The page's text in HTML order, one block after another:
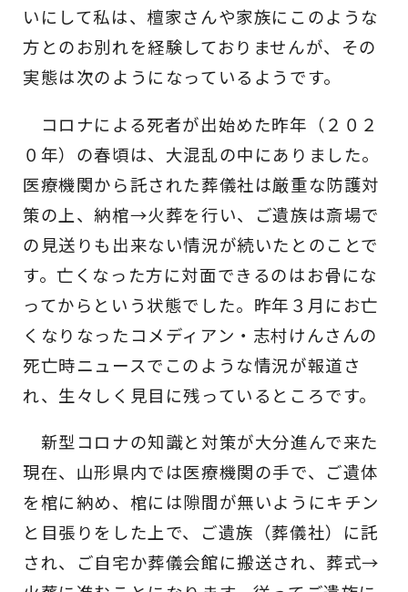
いにして私は、檀家さんや家族にこのような
方とのお別れを経験しておりませんが、その
実態は次のようになっているようです。
コロナによる死者が出始めた昨年（２０２
０年）の春頃は、大混乱の中にありました。
医療機関から託された葬儀社は厳重な防護対
策の上、納棺→火葬を行い、ご遺族は斎場で
の見送りも出来ない情況が続いたとのことで
す。亡くなった方に対面できるのはお骨にな
ってからという状態でした。昨年３月にお亡
くなりなったコメディアン・志村けんさんの
死亡時ニュースでこのような情況が報道さ
れ、生々しく見目に残っているところです。
新型コロナの知識と対策が大分進んで来た
現在、山形県内では医療機関の手で、ご遺体
を棺に納め、棺には隙間が無いようにキチン
と目張りをした上で、ご遺族（葬儀社）に託
され、ご自宅か葬儀会館に搬送され、葬式→